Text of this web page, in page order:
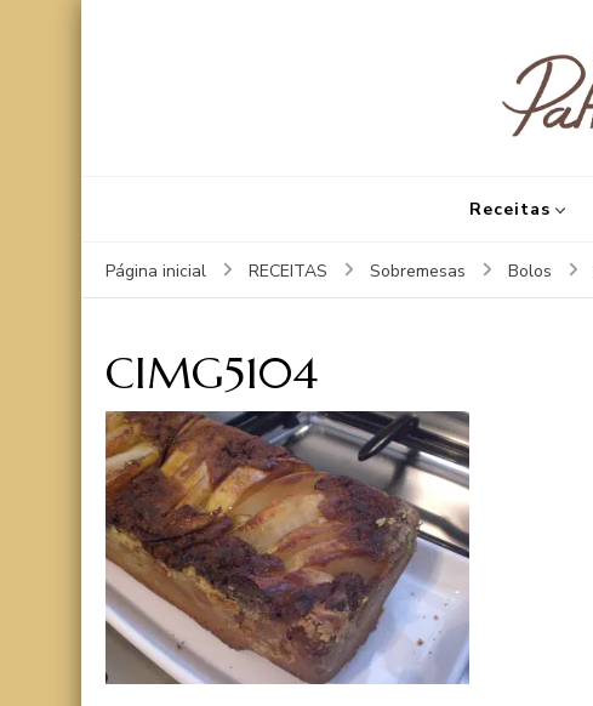
Receitas
Página inicial RECEITAS Sobremesas Bolos
CIMG5104